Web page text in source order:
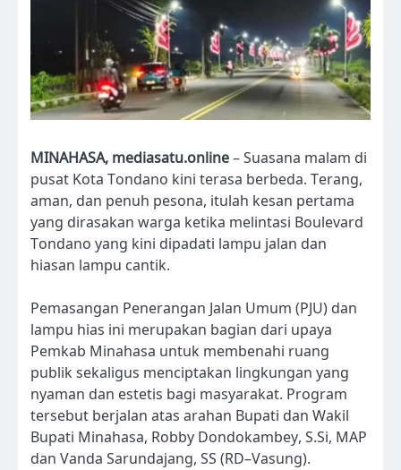
MINAHASA, mediasatu.online– Suasana malam di
pusat Kota Tondano kini terasa berbeda. Terang,
aman, dan penuh pesona, itulah kesan pertama
yang dirasakan warga ketika melintasi Boulevard
Tondano yang kini dipadati lampu jalan dan
hiasan lampu cantik.
Pemasangan Penerangan Jalan Umum (PJU) dan
lampu hias ini merupakan bagian dari upaya
Pemkab Minahasa untuk membenahi ruang
publik sekaligus menciptakan lingkungan yang
nyaman dan estetis bagi masyarakat. Program
tersebut berjalan atas arahan Bupati dan Wakil
Bupati Minahasa, Robby Dondokambey, S.Si, MAP
dan Vanda Sarundajang, SS (RD–Vasung).